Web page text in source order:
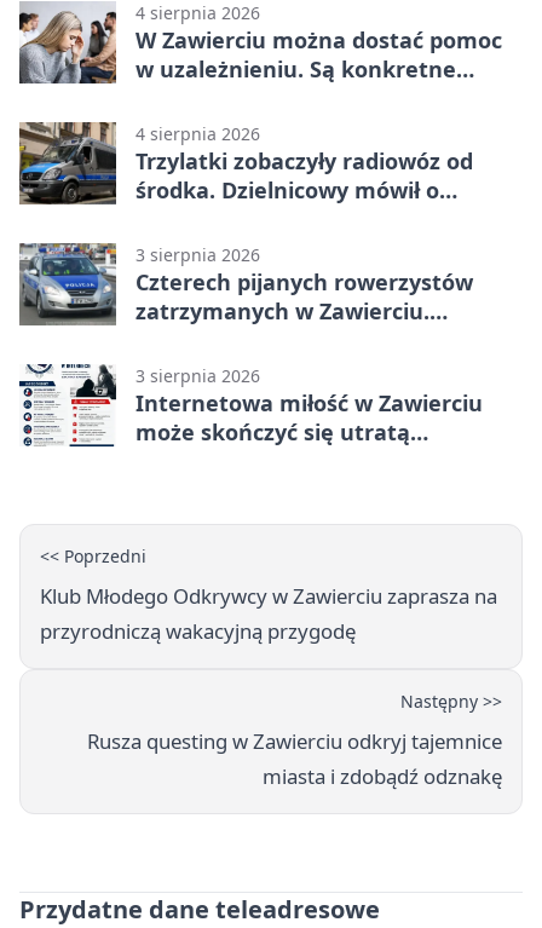
4 sierpnia 2026
W Zawierciu można dostać pomoc
w uzależnieniu. Są konkretne
4 sierpnia 2026
Trzylatki zobaczyły radiowóz od
środka. Dzielnicowy mówił o
3 sierpnia 2026
Czterech pijanych rowerzystów
zatrzymanych w Zawierciu.
3 sierpnia 2026
Internetowa miłość w Zawierciu
może skończyć się utratą
<< Poprzedni
Klub Młodego Odkrywcy w Zawierciu zaprasza na
przyrodniczą wakacyjną przygodę
Następny >>
Rusza questing w Zawierciu odkryj tajemnice
miasta i zdobądź odznakę
Przydatne dane teleadresowe